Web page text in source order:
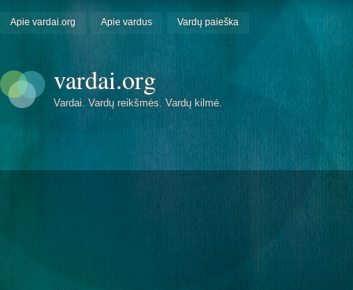
Apie vardai.org Apie vardus Vardų paieška
vardai.org
Vardai. Vardų reikšmės. Vardų kilmė.